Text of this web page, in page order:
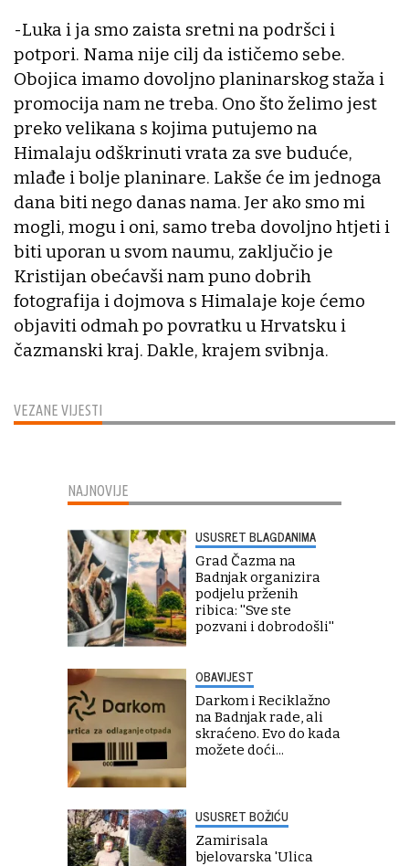
VEZANE VIJESTI
-Luka i ja smo zaista sretni na podršci i
potpori. Nama nije cilj da ističemo sebe.
Obojica imamo dovoljno planinarskog staža i
promocija nam ne treba. Ono što želimo jest
preko velikana s kojima putujemo na
Himalaju odškrinuti vrata za sve buduće,
mlađe i bolje planinare. Lakše će im jednoga
dana biti nego danas nama. Jer ako smo mi
mogli, mogu i oni, samo treba dovoljno htjeti i
biti uporan u svom naumu, zaključio je
Kristijan obećavši nam puno dobrih
fotografija i dojmova s Himalaje koje ćemo
objaviti odmah po povratku u Hrvatsku i
čazmanski kraj. Dakle, krajem svibnja.
NAJNOVIJE
USUSRET BLAGDANIMA
Grad Čazma na
Badnjak organizira
podjelu prženih
ribica: ''Sve ste
pozvani i dobrodošli''
OBAVIJEST
Darkom i Reciklažno
na Badnjak rade, ali
skraćeno. Evo do kada
možete doći...
USUSRET BOŽIĆU
Zamirisala
bjelovarska 'Ulica